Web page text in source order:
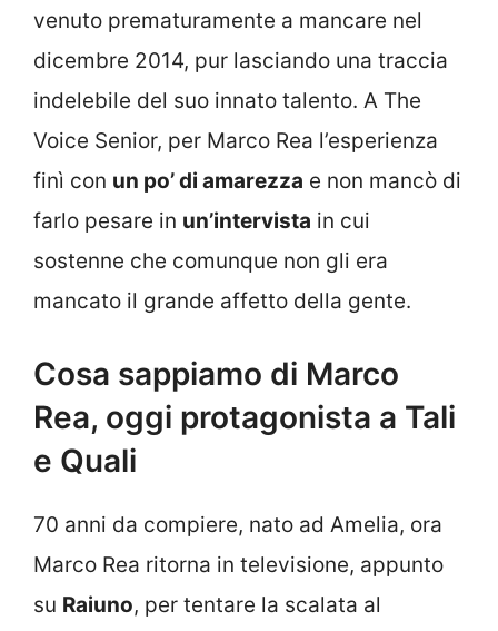
venuto prematuramente a mancare nel
dicembre 2014, pur lasciando una traccia
indelebile del suo innato talento. A The
Voice Senior, per Marco Rea l’esperienza
finì con un po’ di amarezza e non mancò di
farlo pesare in un’intervista in cui
sostenne che comunque non gli era
mancato il grande affetto della gente.
Cosa sappiamo di Marco
Rea, oggi protagonista a Tali
e Quali
70 anni da compiere, nato ad Amelia, ora
Marco Rea ritorna in televisione, appunto
su Raiuno, per tentare la scalata al